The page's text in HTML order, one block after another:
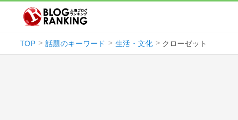
TOP 話題のキーワード 生活・文化 クローゼット